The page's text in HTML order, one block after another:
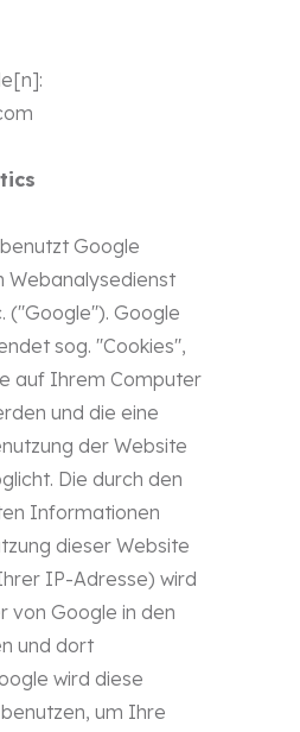
Google
Webanalysedienst
(''Google''). Google
sog. ''Cookies'',
auf Ihrem Computer
und die eine
der Website
Die durch den
Informationen
dieser Website
IP-Adresse) wird
von Google in den
und dort
wird diese
um Ihre